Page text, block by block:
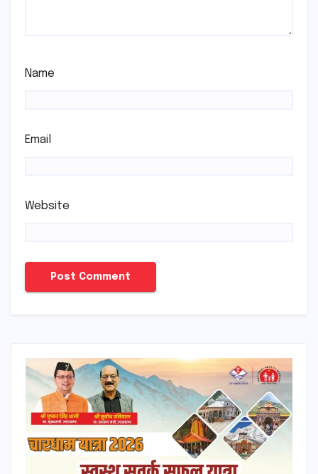
Name
Email
Website